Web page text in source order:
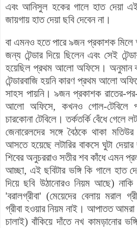
এবং আনিসুল হকের গালে হাত দেয়া
জায়গায় হাত দেয়া ছবি দেবেন না।
বা এমনও হতে পারে ৯জন প্রকাশক মিলে
জন্য টেন্ডার দিয়ে ছিলেন এবং সেই
হয়েছিল প্রথম আলো অফিসে। অনুমান
টেন্ডারবাজি হয়নি কারণ প্রথম আলো
সাহস পায়নি। ৯জন প্রকাশক রাতের-
আলো অফিসে, কখনও গোল-টেবিলে
চারকোনা টেবিলে। তর্কতর্কি বেঁধে গেলে
জেনারেলদের সঙ্গে বৈঠকে থাকা
আসতে হয়েছে লটারির বাকসে ঘুটা
শিবের অনুচররাও সতীর শব কাঁধে এমন
আচ্ছা, এই ছবিটার ভঙ্গি কি গালে হাত
দিয়ে ছবি উঠানোরও নিয়ম আছে)
'বরালগ্রীবা' (মেয়েদের বেলায় মরাল
গ্রীবা হওয়ার নিয়ম নাই। আপাতত আমরা
চালাই) বাঁকিয়ে দাঁতে নখ কামড়ানোর